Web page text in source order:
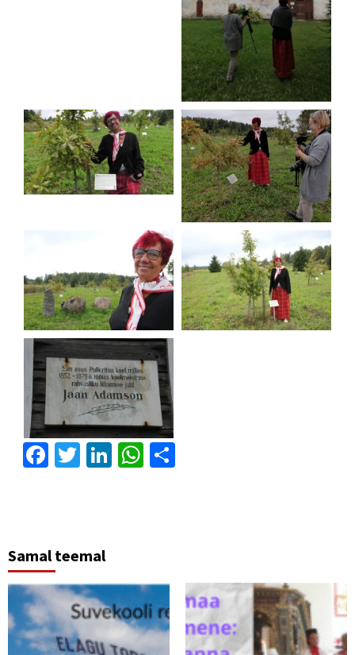
Facebook
Twitter
LinkedIn
WhatsApp
Samal teemal